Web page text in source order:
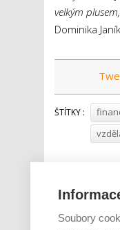
velkým
Dominika
ŠTÍTKY :
Soubory